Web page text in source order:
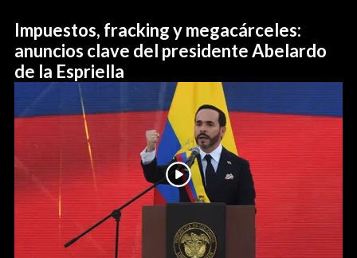
Impuestos, fracking y megacárceles:
anuncios clave del presidente Abelardo
de la Espriella